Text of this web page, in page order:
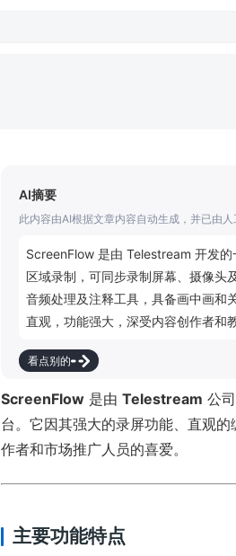
AI摘要
此内容由AI根据文章内容自动生成，并已由
ScreenFlow 是由 Telestream 开发
区域录制，可同步录制屏幕、摄像头
音频处理及注释工具，具备画中画和
直观，功能强大，深受内容创作者和
看点别的
ScreenFlow 是由 Telestream 公
台。它因其强大的录屏功能、直观
作者和市场推广人员的喜爱。
主要功能特点